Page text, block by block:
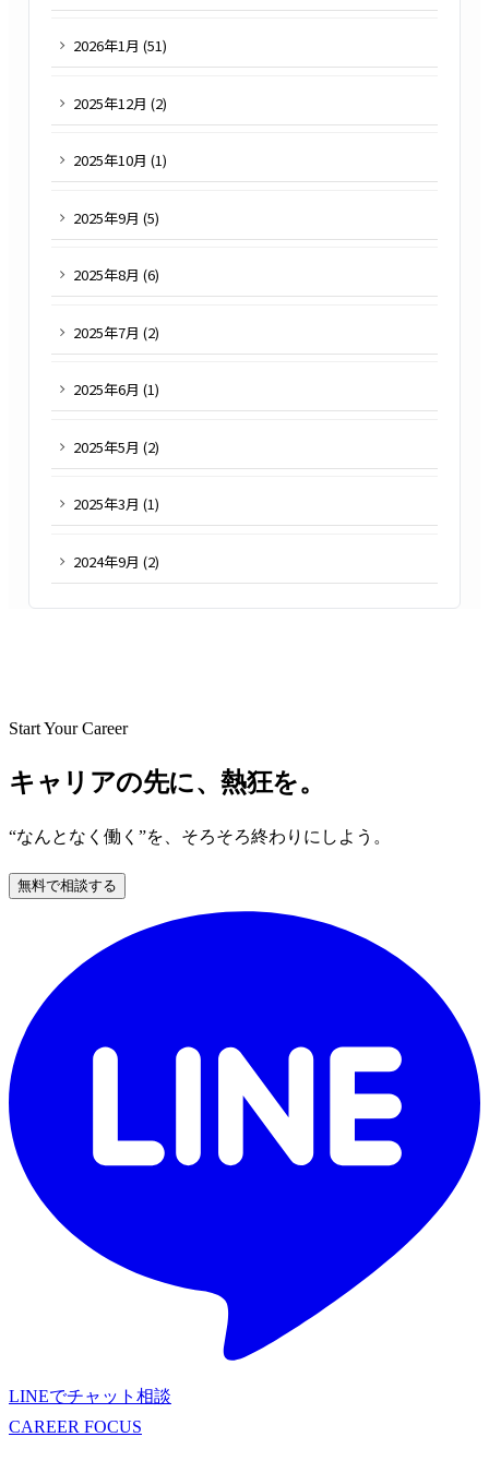
2026年1月 (51)
2025年12月 (2)
2025年10月 (1)
2025年9月 (5)
2025年8月 (6)
2025年7月 (2)
2025年6月 (1)
2025年5月 (2)
2025年3月 (1)
2024年9月 (2)
Start Your Career
キャリアの先に、熱狂を。
“なんとなく働く”を、そろそろ終わりにしよう。
無料で相談する
LINEでチャット相談
CAREER FOCUS